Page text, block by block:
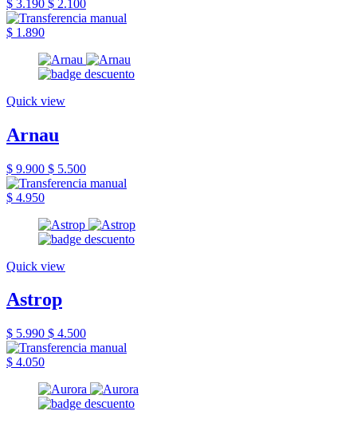
$ 3.190 $ 2.100
$ 1.890
Quick view
Arnau
$ 9.900 $ 5.500
$ 4.950
Quick view
Astrop
$ 5.990 $ 4.500
$ 4.050